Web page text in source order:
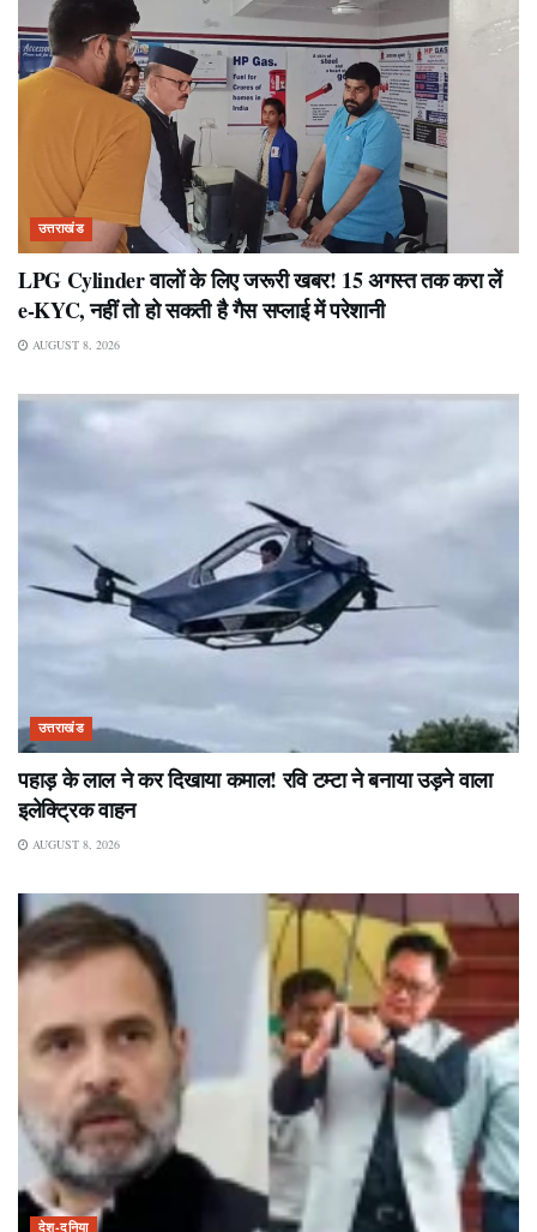
उत्तराखंड
LPG Cylinder वालों के लिए जरूरी खबर! 15 अगस्त तक करा लें
e-KYC, नहीं तो हो सकती है गैस सप्लाई में परेशानी
AUGUST 8, 2026
उत्तराखंड
पहाड़ के लाल ने कर दिखाया कमाल! रवि टम्टा ने बनाया उड़ने वाला
इलेक्ट्रिक वाहन
AUGUST 8, 2026
देश-दुनिया